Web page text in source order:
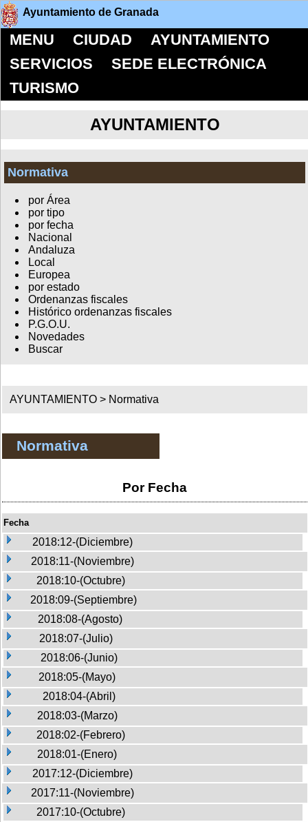
Ayuntamiento de Granada
MENU CIUDAD
AYUNTAMIENTO
SERVICIOS
SEDE ELECTRÓNICA
TURISMO
AYUNTAMIENTO
Normativa
por Área
por tipo
por fecha
Nacional
Andaluza
Local
Europea
por estado
Ordenanzas fiscales
Histórico ordenanzas fiscales
P.G.O.U.
Novedades
Buscar
AYUNTAMIENTO > Normativa
Normativa
Por Fecha
Fecha
2018:12-(Diciembre)
2018:11-(Noviembre)
2018:10-(Octubre)
2018:09-(Septiembre)
2018:08-(Agosto)
2018:07-(Julio)
2018:06-(Junio)
2018:05-(Mayo)
2018:04-(Abril)
2018:03-(Marzo)
2018:02-(Febrero)
2018:01-(Enero)
2017:12-(Diciembre)
2017:11-(Noviembre)
2017:10-(Octubre)